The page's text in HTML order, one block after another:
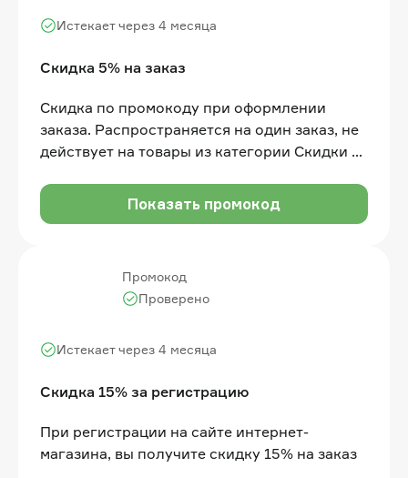
Скидка 5% на заказ
Истекает через 4 месяца
Скидка по промокоду при оформлении
заказа. Распространяется на один заказ, не
действует на товары из категории Скидки и
другими скидками.Показать промокод
Промокод
Скидка 15% за регистрацию
Истекает через 4 месяца
Проверено
При регистрации на сайте интернет-
магазина, вы получите скидку 15% на заказ